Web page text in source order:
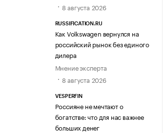
8 августа 2026
RUSSIFICATION.RU
Как Volkswagen вернулся на
российский рынок без единого
дилера
Мнение эксперта
8 августа 2026
VESPERFIN
Россияне не мечтают о
богатстве: что для нас важнее
больших денег